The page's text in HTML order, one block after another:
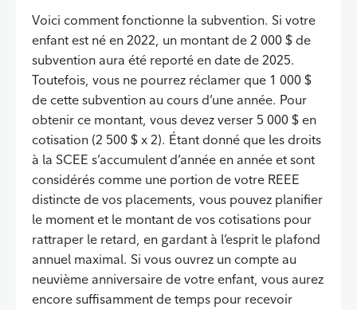
Voici comment fonctionne la subvention. Si votre
enfant est né en 2022, un montant de 2 000 $ de
subvention aura été reporté en date de 2025.
Toutefois, vous ne pourrez réclamer que 1 000 $
de cette subvention au cours d’une année. Pour
obtenir ce montant, vous devez verser 5 000 $ en
cotisation (2 500 $ x 2). Étant donné que les droits
à la SCEE s’accumulent d’année en année et sont
considérés comme une portion de votre REEE
distincte de vos placements, vous pouvez planifier
le moment et le montant de vos cotisations pour
rattraper le retard, en gardant à l’esprit le plafond
annuel maximal. Si vous ouvrez un compte au
neuvième anniversaire de votre enfant, vous aurez
encore suffisamment de temps pour recevoir